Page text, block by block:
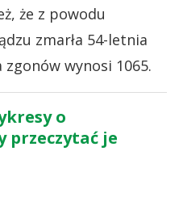
że z powodu
zmarła 54-letnia
wynosi 1065.
o
przeczytać je